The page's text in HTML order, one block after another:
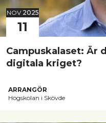
NOV 2025
11
Campuskalaset: Är
digitala kriget?
ARRANGÖR
Högskolan i Skövde